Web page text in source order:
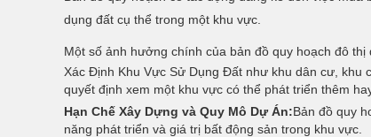
dụng đất cụ thể trong một khu vực.
Một số ảnh hưởng chính của bản đồ quy hoạch đô
Xác Định Khu Vực Sử Dụng Đất như khu dân cư, khu
quyết định xem một khu vực có thể phát triển thêm
Hạn Chế Xây Dựng và Quy Mô Dự Án:Bản đồ quy
năng phát triển và giá trị bất động sản trong khu vực.